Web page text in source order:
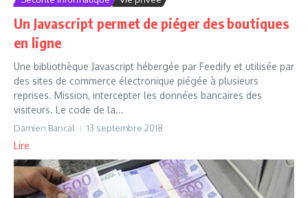
Un Javascript permet de piéger des boutiques
en ligne
Une bibliothèque Javascript hébergée par Feedify et utilisée par
des sites de commerce électronique piégée à plusieurs
reprises. Mission, intercepter les données bancaires des
visiteurs. Le code de la...
Damien Bancal 13 septembre 2018
Lire